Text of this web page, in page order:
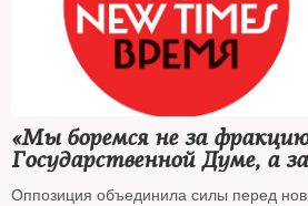
«Мы боремся не за
Государственной Думе, а
Оппозиция объединила силы перед